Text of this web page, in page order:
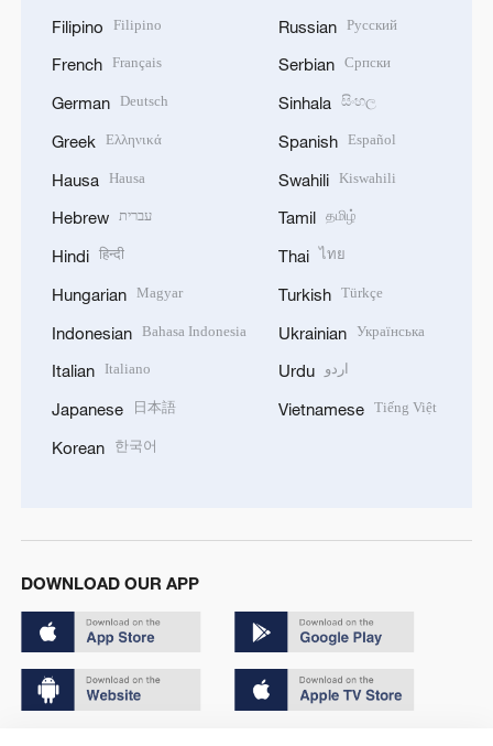
Filipino Filipino
French Français
German Deutsch
Greek Ελληνικά
Hausa Hausa
Hebrew עברית
Hindi हिन्दी
Hungarian Magyar
Indonesian Bahasa Indonesia
Italian Italiano
Japanese 日本語
Korean 한국어
Russian Русский
Serbian Српски
Sinhala සිංහල
Spanish Español
Swahili Kiswahili
Tamil தமிழ்
Thai ไทย
Turkish Türkçe
Ukrainian Українська
Urdu اردو
Vietnamese Tiếng Việt
DOWNLOAD OUR APP